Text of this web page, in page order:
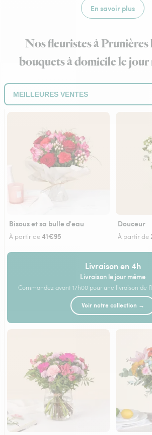
En savoir plus
Nos fleuristes à
bouquets à domicile le
Bisous et sa bulle d'eau
À partir de41€95
Douceur
À partir de
Livraison en 4h
Livraison le jour même
Commandez avant 17h00 pour une livraison de
Voir notre collection →